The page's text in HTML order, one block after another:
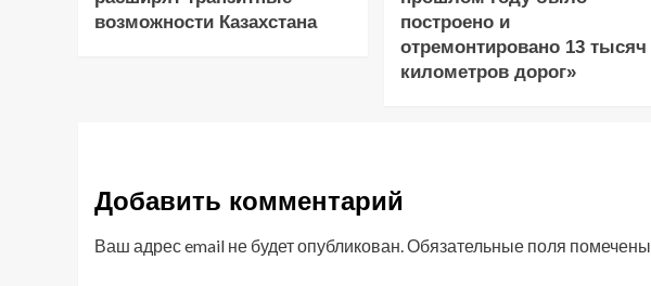
возможности Казахстана
построено и
отремонтировано 13 тысяч
километров дорог»
Добавить комментарий
Ваш адрес email не будет опубликован.Обязательные поля помечены